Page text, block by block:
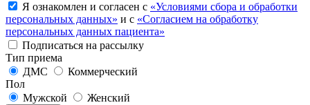
Я ознакомлен и согласен с «Условиями сбора и обработки
персональных данных» и с «Согласием на обработку
персональных данных пациента»
Подписаться на рассылку
Тип приема
ДМС
Коммерческий
Пол
Мужской
Женский